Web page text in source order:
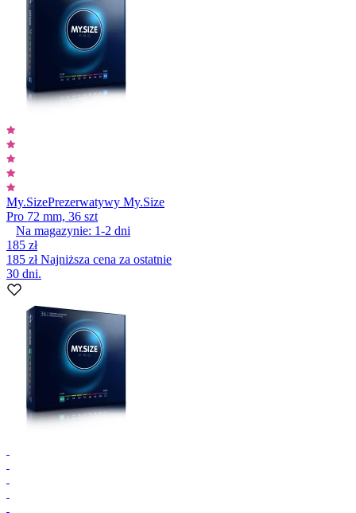
My.SizePrezerwatywy My.Size
Pro 72 mm, 36 szt
Na magazynie: 1-2 dni
185 zł
185 złNajniższa cena za ostatnie
30 dni.